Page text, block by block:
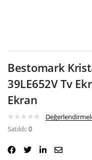
Bestomark
39LE652V Tv
Ekran
Satıldı:0